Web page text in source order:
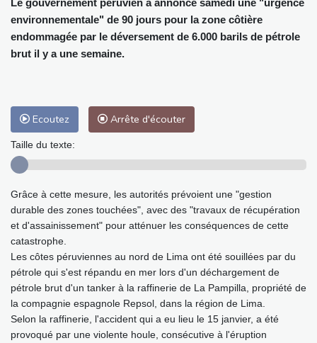
environnementale" de 90 jours pour la zone côtière
endommagée par le déversement de 6.000 barils de pétrole
brut il y a une semaine.
Ecoutez Arrête d'écouter
Taille du texte:
Grâce à cette mesure, les autorités prévoient une "gestion
durable des zones touchées", avec des "travaux de récupération
et d'assainissement" pour atténuer les conséquences de cette
catastrophe.
Les côtes péruviennes au nord de Lima ont été souillées par du
pétrole qui s'est répandu en mer lors d'un déchargement de
pétrole brut d'un tanker à la raffinerie de La Pampilla, propriété de
la compagnie espagnole Repsol, dans la région de Lima.
Selon la raffinerie, l'accident qui a eu lieu le 15 janvier, a été
provoqué par une violente houle, consécutive à l'éruption